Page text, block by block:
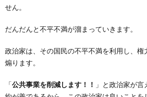
せん。
だんだんと不平不満が溜まっていきます。
政治家は、その国民の不平不満を利用し、権
煽ります。
「公共事業を削減します！！ 」と政治家が